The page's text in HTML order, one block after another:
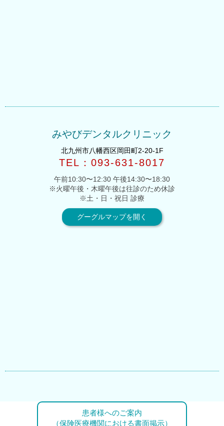
みやびデンタルクリニック
北九州市八幡西区岡田町2-20-1F
TEL：093-631-8017
午前10:30〜12:30 午後14:30〜18:30
※火曜午後・木曜午後は往診のため休診
※土・日・祝日 診療
グーグルマップを開く
患者様へのご案内
（保険医療機関における書面掲示）